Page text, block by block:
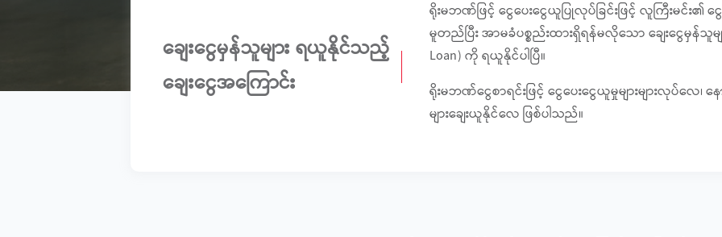
ချေးငွေမှန်သူများ ရယူနိုင်သည့်
ချေးငွေအကြောင်း
ရိုးမဘဏ်ဖြင့် ငွေပေးငွေယူပြုလုပ်ခြင်းဖြင့် လူကြီးမင်း၏
မူတည်ပြီး အာမခံပစ္စည်းထားရှိရန်မလိုသော ချေးငွေမှန်သူမ
Loan) ကို ရယူနိုင်ပါပြီ။
ရိုးမဘဏ်ငွေစာရင်းဖြင့် ငွေပေးငွေယူမှုများများလုပ်လေ၊
များချေးယူနိုင်လေ ဖြစ်ပါသည်။